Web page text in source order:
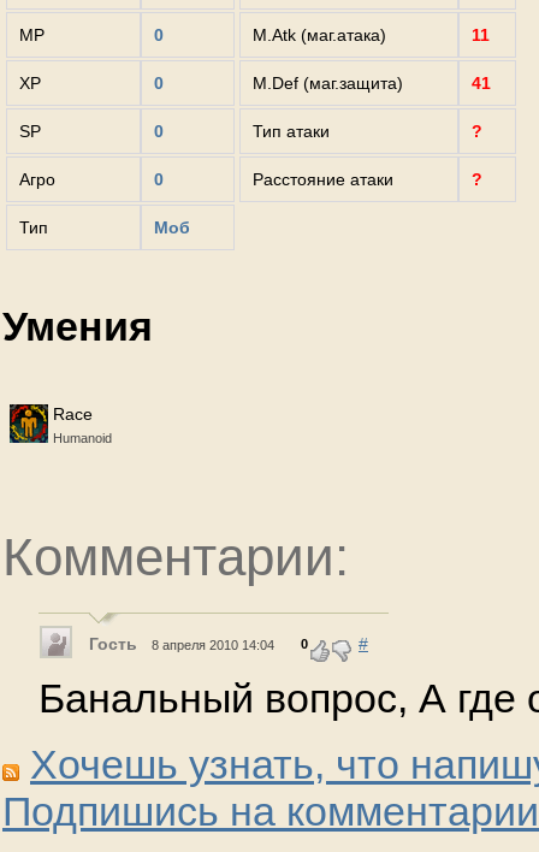
MP 0
XP 0
SP 0
Агро 0
Тип Моб
M.Atk (маг.атака) 11
M.Def (маг.защита) 41
Тип атаки ?
Расстояние атаки ?
Умения
Race
Humanoid
Комментарии:
Гость 8 апреля 2010 14:04 0 #
Банальный вопрос, А где
Хочешь узнать, что
Подпишись на